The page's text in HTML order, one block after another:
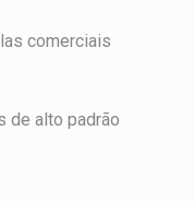
comerciais
de alto padrão